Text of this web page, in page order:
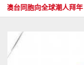
人拜年！ 胡震强委